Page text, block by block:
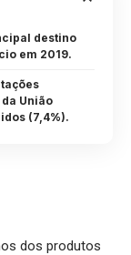
destino
em 2019.
União
(7,4%).
dos produtos